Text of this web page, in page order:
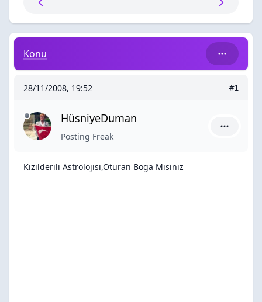
Kızılderili Astrolojisi,Oturan Boga Misiniz
Konu
28/11/2008, 19:52 #1
HüsniyeDuman
Posting Freak
Kızılderili Astrolojisi,Oturan Boga Misiniz